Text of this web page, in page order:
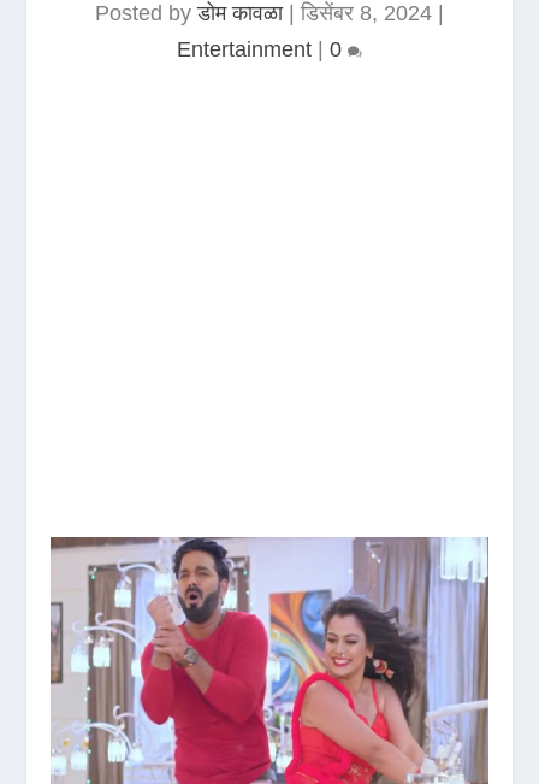
Posted byडोम कावळा|डिसेंबर 8, 2024
Entertainment
0